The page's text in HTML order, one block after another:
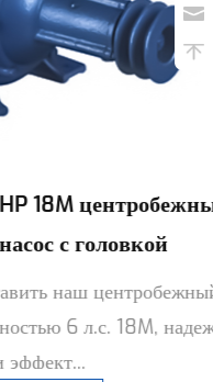
центробежный
головкой
центробежный
6 л.с. 18M, надежное